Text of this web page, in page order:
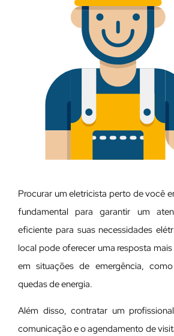
Procurar um eletricista perto de você
fundamental para garantir um
eficiente para suas necessidades
local pode oferecer uma resposta
em situações de emergência,
quedas de energia.
Além disso, contratar um
comunicação e o agendamento de